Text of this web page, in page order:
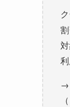
→